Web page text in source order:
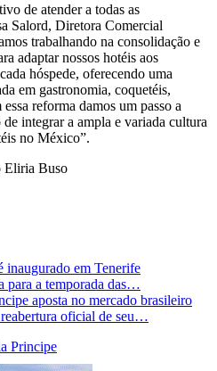
de atender a todas as
Salord, Diretora Comercial
trabalhando na consolidação e
adaptar nossos hotéis aos
hóspede, oferecendo uma
em gastronomia, coquetéis,
reforma damos um passo a
integrar a ampla e variada cultura
no México”.
Eliria Buso
inaugurado em Tenerife
para a temporada das…
aposta no mercado brasileiro
oficial de seu…
Principe